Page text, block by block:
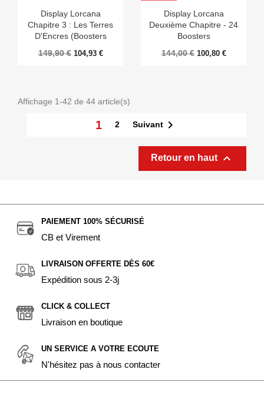
Display Lorcana
Chapitre 3 : Les Terres
D'Encres (Boosters
149,90 € 104,93 €
Display Lorcana
Deuxième Chapitre - 24
Boosters
144,00 € 100,80 €
Affichage 1-42 de 44 article(s)
1 2 Suivant 
Retour en haut 
PAIEMENT 100% SÉCURISÉ
CB et Virement
LIVRAISON OFFERTE DÈS 60€
Expédition sous 2-3j
CLICK & COLLECT
Livraison en boutique
UN SERVICE A VOTRE ECOUTE
N'hésitez pas à nous contacter